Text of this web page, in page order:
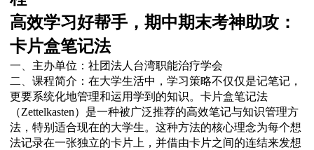
高效学习好帮手，期中期末考神助攻：
卡片盒笔记法
一、 主办单位：社团法人台湾职能治疗学会
二、 课程简介：在大学生活中，学习策略不仅仅是记笔记，
更要系统化地管理和运用学到的知识。卡片盒笔记法
（Zettelkasten）是一种被广泛推荐的高效笔记与知识管理方
法，特别适合现在的大学生。这种方法的核心理念为每个想
法记录在一张独立的卡片上，并借由卡片之间的连结来发想